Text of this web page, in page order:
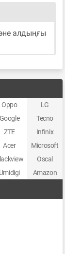
алдыңғы
Oppo
LG
Google
Tecno
ZTE
Infinix
Acer
Microsoft
Oscal
Umidigi Amazon